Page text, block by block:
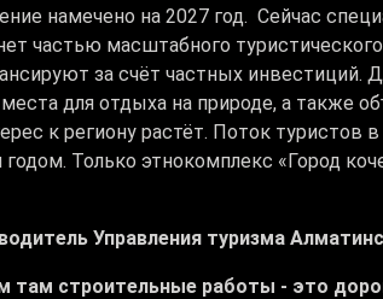
намечено на 2027 год. Сейчас
частью масштабного
за счёт частных инвестиций.
для отдыха на природе, а также
к региону растёт. Поток туристов
Только этнокомплекс «Город
Управления туризма
строительные работы - это